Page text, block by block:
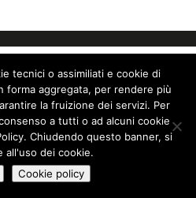
tecnici o assimiliati e cookie di
forma aggregata, per rendere più
la fruizione dei servizi. Per
a tutti o ad alcuni cookie
Chiudendo questo banner, si
all'uso dei cookie.
Cookie policy